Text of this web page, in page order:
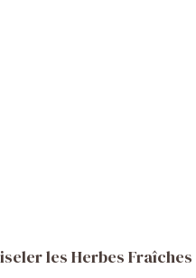
les Herbes Fraîches